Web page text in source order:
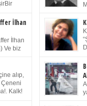
birİlhan
İlhan
Ve biz
olduğu
alıp,
Çeneni
Kalk!
karısının
gizemli
parlaklığıyla
düştün!
olduğun gibi
titriyor. “Sana
“Takıldın
katlanacaksın.”
bezmiş
Kaşlarımı